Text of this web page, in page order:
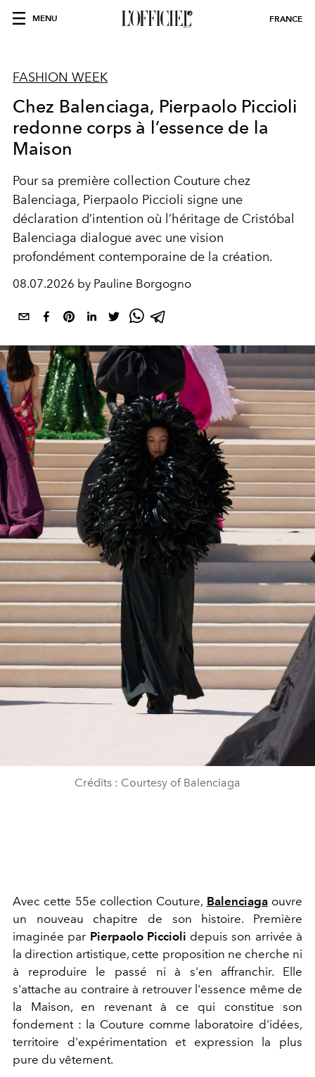
MENU FRANCE
FASHION WEEK
Chez Balenciaga, Pierpaolo Piccioli
redonne corps à l’essence de la
Maison
Pour sa première collection Couture chez
Balenciaga, Pierpaolo Piccioli signe une
déclaration d’intention où l’héritage de Cristóbal
Balenciaga dialogue avec une vision
profondément contemporaine de la création.
08.07.2026 by Pauline Borgogno
Crédits : Courtesy of Balenciaga
Avec cette 55e collection Couture, Balenciagaouvre
un nouveau chapitre de son histoire. Première
imaginée par Pierpaolo Piccioli depuis son arrivée à
la direction artistique, cette proposition ne cherche ni
à reproduire le passé ni à s'en affranchir. Elle
s'attache au contraire à retrouver l'essence même de
la Maison, en revenant à ce qui constitue son
fondement : la Couture comme laboratoire d'idées,
territoire d'expérimentation et expression la plus
pure du vêtement.